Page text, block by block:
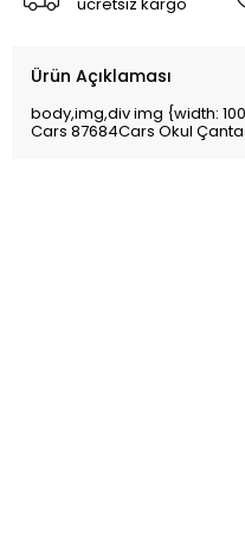
Ürün Açıklaması
body,img,div img {width:
Cars 87684Cars Okul